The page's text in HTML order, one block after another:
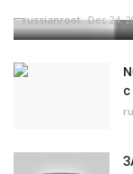
russianroot Dec 24,